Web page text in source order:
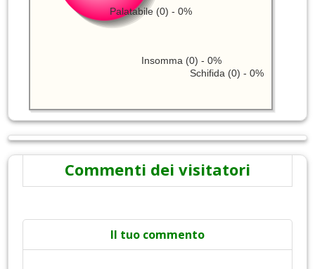
Schifida (0) - 0%
Insomma (0) - 0%
Palatabile (0) - 0%
Commenti dei visitatori
Il tuo commento